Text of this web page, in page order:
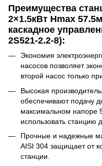
Преимущества
2×1.5кВт Hmax
каскадное
2S521-2.2-8):
Экономия
насосов позволяет
второй насос только
Высокая
обеспечивают подачу
максимальном напоре
использовать станцию
Прочные и надежные
AISI 304 защищает от
станции.